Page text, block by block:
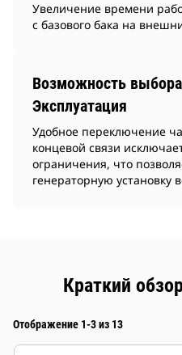
Увеличение времени
с базового бака на
Возможность
Эксплуатация
Удобное переключение
концевой связи
ограничения, что
генераторную установку
Краткий
Отображение 1-3 из 13